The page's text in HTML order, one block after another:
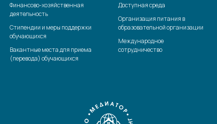
Финансово-хозяйственная
деятельность
Стипендии и меры поддержки
обучающихся
Вакантные места для приема
(перевода) обучающихся
Доступная среда
Организация питания в
образовательной организации
Международное
сотрудничество